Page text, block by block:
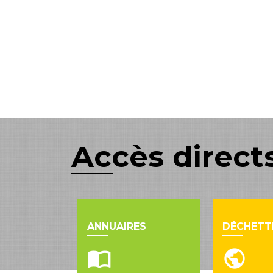
Accès
ANNUAIRES
import_contacts public